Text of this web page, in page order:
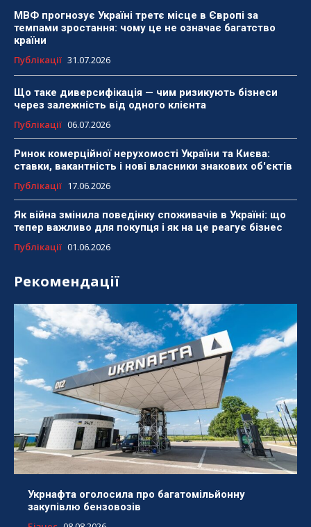
МВФ прогнозує Україні третє місце в Європі за
темпами зростання: чому це не означає багатство
країни
Публікації 31.07.2026
Що таке диверсифікація — чим ризикують бізнеси
через залежність від одного клієнта
Публікації 06.07.2026
Ринок комерційної нерухомості України та Києва:
ставки, вакантність і нові власники знакових об'єктів
Публікації 17.06.2026
Як війна змінила поведінку споживачів в Україні: що
тепер важливо для покупця і як на це реагує бізнес
Публікації 01.06.2026
Рекомендації
Укрнафта оголосила про багатомільйонну
закупівлю бензовозів